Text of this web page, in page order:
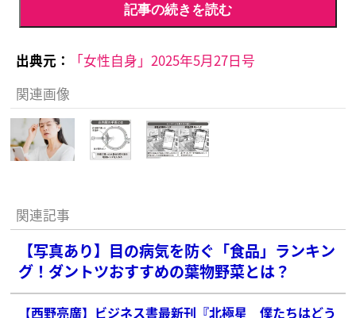
記事の続きを読む
出典元：
「女性自身」2025年5月27日号
関連画像
関連記事
【写真あり】目の病気を防ぐ「食品」ランキン
グ！ダントツおすすめの葉物野菜とは？
【西野亮廣】ビジネス書最新刊『北極星 僕たちはどう